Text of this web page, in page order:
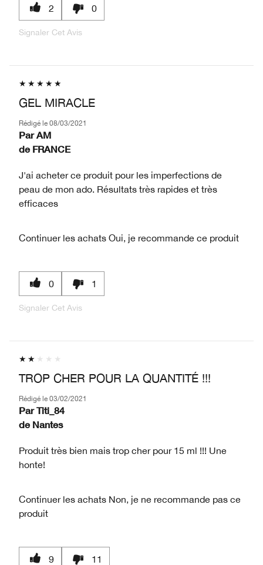
2 0
Signaler Cet Avis
GEL MIRACLE
Rédigé le 08/03/2021
Par AM
de FRANCE
J'ai acheter ce produit pour les imperfections de
peau de mon ado. Résultats très rapides et très
efficaces
Continuer les achats Oui, je recommande ce produit
0 1
Signaler Cet Avis
TROP CHER POUR LA QUANTITÉ !!!
Rédigé le 03/02/2021
Par Titi_84
de Nantes
Produit très bien mais trop cher pour 15 ml !!! Une
honte!
Continuer les achats Non, je ne recommande pas ce
produit
9 11